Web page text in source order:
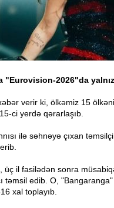
"Eurovision-2026"da
verir ki, ölkəmiz 15
ci yerdə qərarlaşıb.
ilə səhnəyə çıxan
üç il fasilədən sonra
təmsil edib. O,
xal toplayıb.